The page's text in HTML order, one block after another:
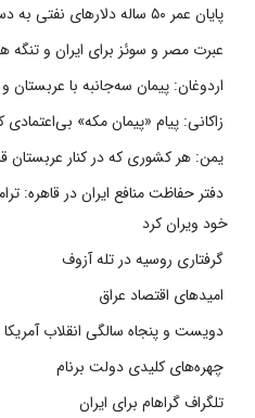
پایان عمر ۵۰ ساله دلارهای نفتی به دست ایران
عبرت مصر و سوئز برای ایران و تنگه
اردوغان: پیمان سه‌جانبه با
زاکانی: پیام «پیمان مکه»
یمن: هر کشوری که در کنار عربستان
دفتر حفاظت منافع ایران در قاهره:
خود ویران کرد
گرفتاری روسیه در تله آزوف
امیدهای اقتصاد عراق
دویست و پنجاه سالگی انقلاب آمریکا
چهره‌های کلیدی دولت برنام
تلگراف گراهام برای ایران